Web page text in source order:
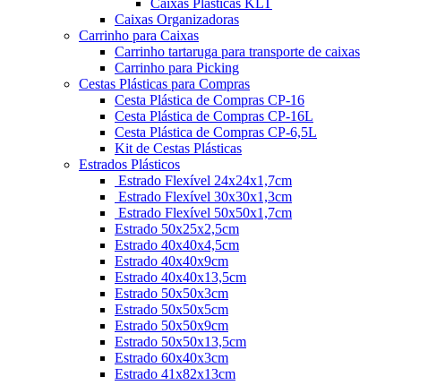
Caixas Plásticas KLT
Caixas Organizadoras
Carrinho para Caixas
Carrinho tartaruga para transporte de caixas
Carrinho para Picking
Cestas Plásticas para Compras
Cesta Plástica de Compras CP-16
Cesta Plástica de Compras CP-16L
Cesta Plástica de Compras CP-6,5L
Kit de Cestas Plásticas
Estrados Plásticos
Estrado Flexível 24x24x1,7cm
Estrado Flexível 30x30x1,3cm
Estrado Flexível 50x50x1,7cm
Estrado 50x25x2,5cm
Estrado 40x40x4,5cm
Estrado 40x40x9cm
Estrado 40x40x13,5cm
Estrado 50x50x3cm
Estrado 50x50x5cm
Estrado 50x50x9cm
Estrado 50x50x13,5cm
Estrado 60x40x3cm
Estrado 41x82x13cm